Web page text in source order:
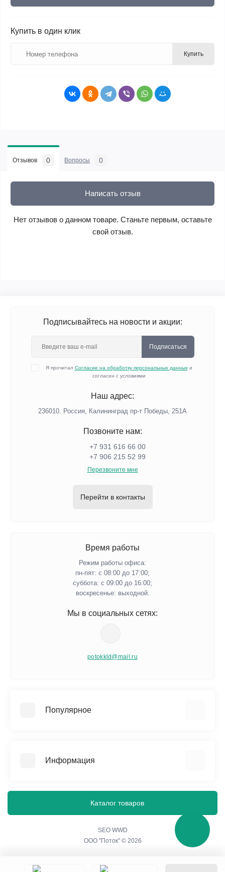
Купить в один клик
Купить
Отзывов 0 Вопросы 0
Написать отзыв
Нет отзывов о данном товаре. Станьте первым, оставьте
свой отзыв.
Подписывайтесь на новости и акции:
Подписаться
Я прочитал Согласие на обработку персональных данныхи
согласен с условиями
Наш адрес:
236010. Россия, Калининград пр-т Победы, 251А
Позвоните нам:
+7 931 616 66 00
+7 906 215 52 99
Перезвоните мне
Перейти в контакты
Время работы
Режим работы офиса:
пн-пят: с 08:00 до 17:00;
суббота: с 09:00 до 16:00;
воскресенье: выходной.
Мы в социальных сетях:
potokkld@mail.ru
Популярное
Благоустройство захоронения
Гравировальные работы
Информация
Политика конфиденциальности
Согласие на обработку персональных данных
Каталог товаров
SEO WWD
ООО "Поток" © 2026